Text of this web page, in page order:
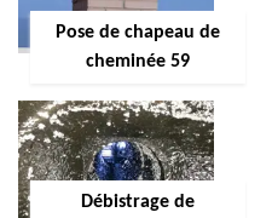
Pose de chapeau de
cheminée 59
Débistrage de